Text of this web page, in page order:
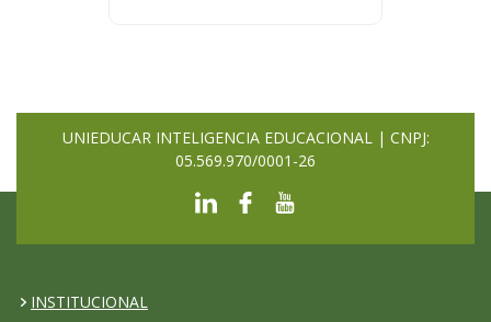
UNIEDUCAR INTELIGENCIA EDUCACIONAL | CNPJ:
05.569.970/0001-26
INSTITUCIONAL